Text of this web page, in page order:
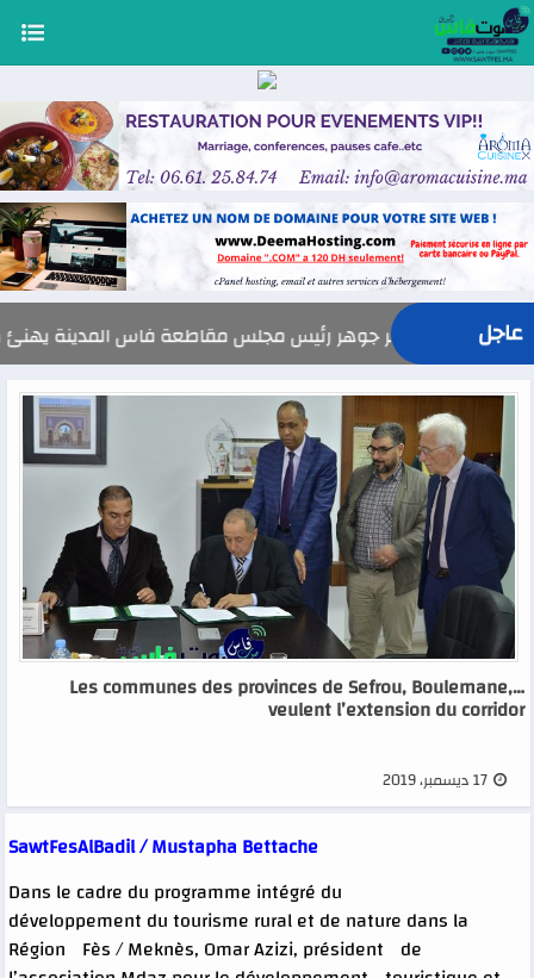
عاجلالسيد ياسر جوهر رئيس مجلس مقاطعة فاس المدينة يهنئ صاحب الجلالة
…Les communes des provinces de Sefrou, Boulemane,
veulent l’extension du corridor
17 ديسمبر، 2019
Dans le cadre du programme intégré du
développement du tourisme rural et de nature dans la
Région Fès / Meknès, Omar Azizi, président de